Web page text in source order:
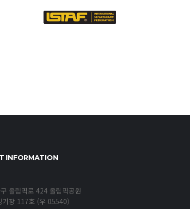
INFORMATION
올림픽로 424 올림픽공원
기장 117호 (우 05540)